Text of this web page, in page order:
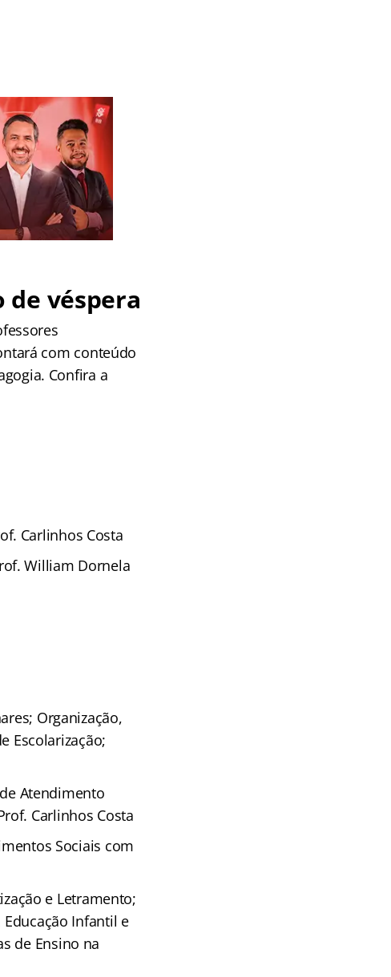
de véspera
com conteúdo
Confira a
Carlinhos Costa
William Dornela
Organização,
Escolarização;
Atendimento
Carlinhos Costa
Sociais com
e Letramento;
Infantil e
de Ensino na